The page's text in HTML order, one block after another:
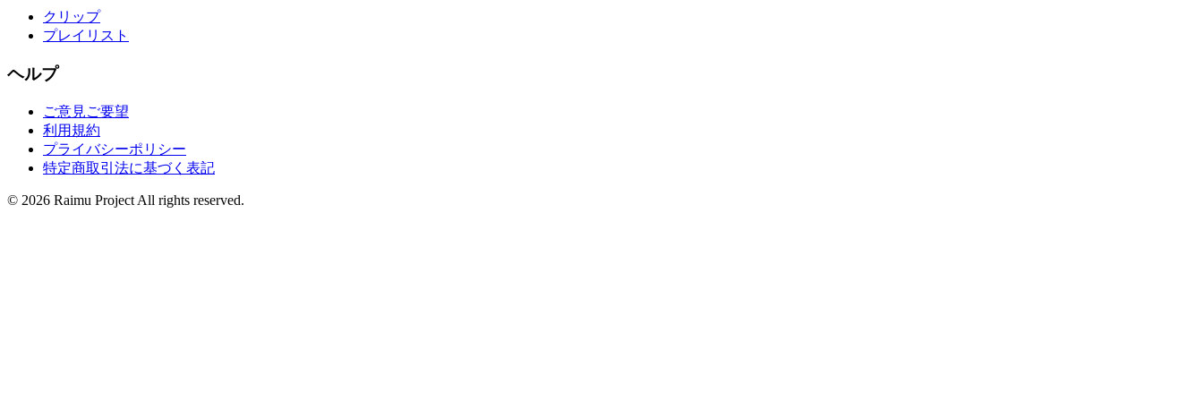
クリップ
プレイリスト
ヘルプ
ご意見ご要望
利用規約
プライバシーポリシー
特定商取引法に基づく表記
© 2026 Raimu Project All rights reserved.